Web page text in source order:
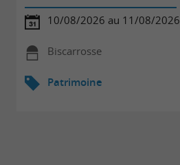
10/08/2026 au 11/08/2026
Biscarrosse
Patrimoine